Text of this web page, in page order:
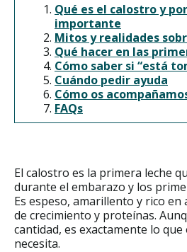
Qué es el calostro y
importante
Mitos y realidades
Qué hacer en las
Cómo saber si “está
Cuándo pedir ayuda
Cómo os
FAQs
El calostro es la primera leche
durante el embarazo y los
Es espeso, amarillento y rico
de crecimiento y proteínas.
cantidad, es exactamente lo que
necesita.